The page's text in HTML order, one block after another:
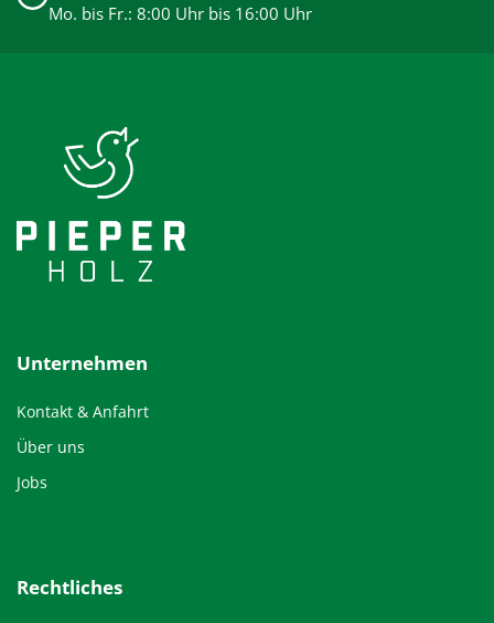
Mo. bis Fr.: 8:00 Uhr bis 16:00 Uhr
Unternehmen
Kontakt & Anfahrt
Über uns
Jobs
Rechtliches